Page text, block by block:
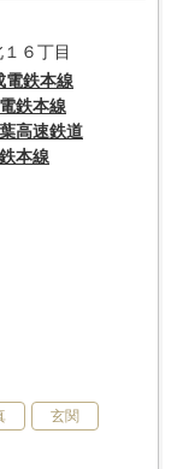
６丁目
電鉄本線
鉄本線
高速鉄道
本線
玄関